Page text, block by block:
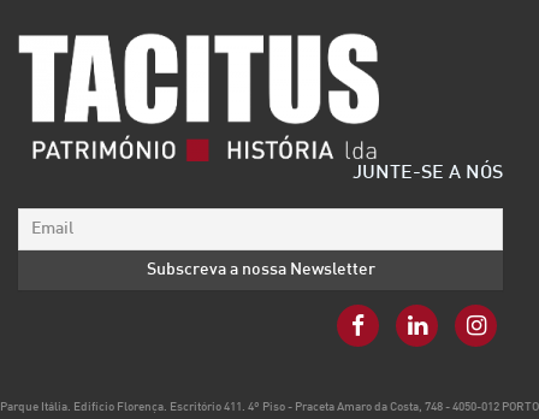
JUNTE-SE A NÓS
Parque Itália. Edifício Florença. Escritório 411. 4º Piso - Praceta Amaro da Costa, 748 - 4050-012 PORTO